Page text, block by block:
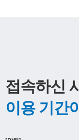
접속하신
이용 기간